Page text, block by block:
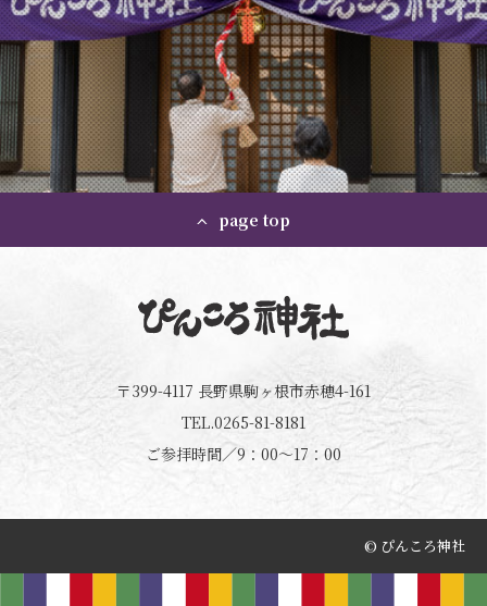
個人情報保護方針
page top
〒399-4117 長野県駒ヶ根市赤穂4-161
TEL.0265-81-8181
ご参拝時間／9：00～17：00
© ぴんころ神社